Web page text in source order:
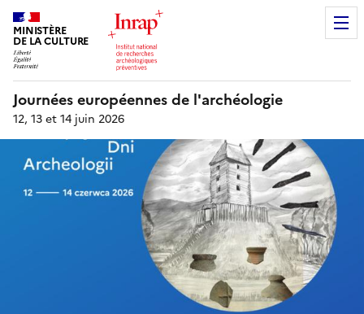
MINISTÈRE
DE LA CULTURE
Journées européennes de l'archéologie
12, 13 et 14 juin 2026